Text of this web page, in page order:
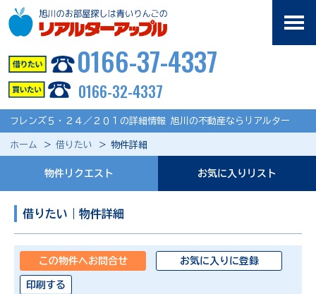
0166-37-4337
0166-32-4337
フレンズ５・２４／２０１の詳細情報 旭川の不動産ならリアルター
ホーム 借りたい 物件詳細
物件リクエスト お気に入りリスト
借りたい｜物件詳細
この物件へお問合せ お気に入りに登録
印刷する